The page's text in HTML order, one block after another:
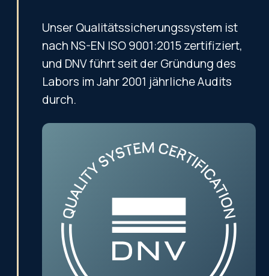
Unser Qualitätssicherungssystem ist
nach NS-EN ISO 9001:2015 zertifiziert,
und DNV führt seit der Gründung des
Labors im Jahr 2001 jährliche Audits
durch.